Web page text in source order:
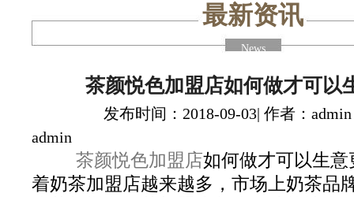
最新资讯
News
茶颜悦色加盟店如何做才可以
发布时间：2018-09-03| 作者：
admin
茶颜悦色加盟店如何做才可以生
着奶茶加盟店越来越多，市场上奶茶品